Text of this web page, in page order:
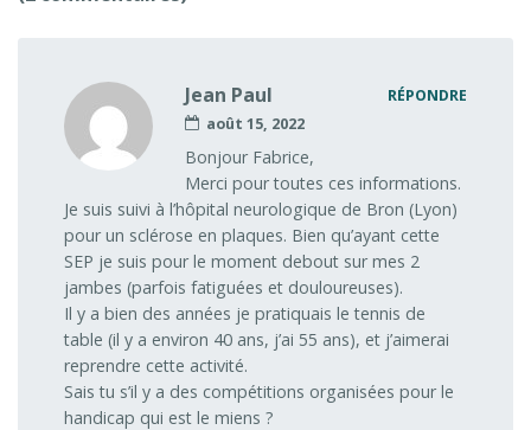
RÉPONDRE
Jean Paul
août 15, 2022
Bonjour Fabrice,
Merci pour toutes ces informations.
Je suis suivi à l’hôpital neurologique de Bron (Lyon)
pour un sclérose en plaques. Bien qu’ayant cette
SEP je suis pour le moment debout sur mes 2
jambes (parfois fatiguées et douloureuses).
Il y a bien des années je pratiquais le tennis de
table (il y a environ 40 ans, j’ai 55 ans), et j’aimerai
reprendre cette activité.
Sais tu s’il y a des compétitions organisées pour le
handicap qui est le miens ?